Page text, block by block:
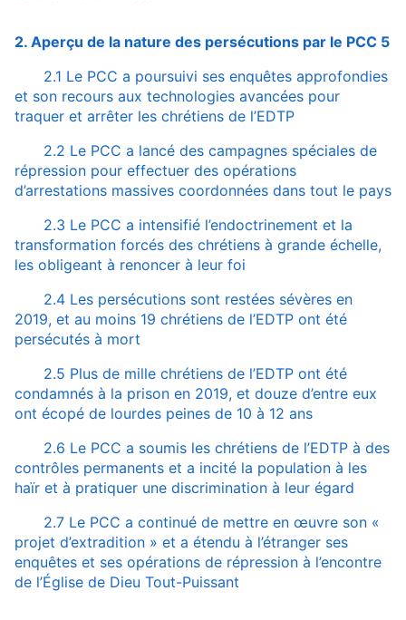
2. Aperçu de la nature des persécutions par le PCC 5
2.1 Le PCC a poursuivi ses enquêtes approfondies
et son recours aux technologies avancées pour
traquer et arrêter les chrétiens de l’EDTP
2.2 Le PCC a lancé des campagnes spéciales de
répression pour effectuer des opérations
d’arrestations massives coordonnées dans tout le pays
2.3 Le PCC a intensifié l’endoctrinement et la
transformation forcés des chrétiens à grande échelle,
les obligeant à renoncer à leur foi
2.4 Les persécutions sont restées sévères en
2019, et au moins 19 chrétiens de l’EDTP ont été
persécutés à mort
2.5 Plus de mille chrétiens de l’EDTP ont été
condamnés à la prison en 2019, et douze d’entre eux
ont écopé de lourdes peines de 10 à 12 ans
2.6 Le PCC a soumis les chrétiens de l’EDTP à des
contrôles permanents et a incité la population à les
haïr et à pratiquer une discrimination à leur égard
2.7 Le PCC a continué de mettre en œuvre son «
projet d’extradition » et a étendu à l’étranger ses
enquêtes et ses opérations de répression à l’encontre
de l’Église de Dieu Tout-Puissant